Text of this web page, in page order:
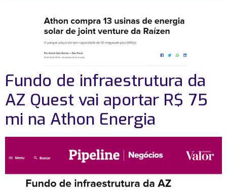
Fundo de infraestrutura da
AZ Quest vai aportar R$ 75
mi na Athon Energia